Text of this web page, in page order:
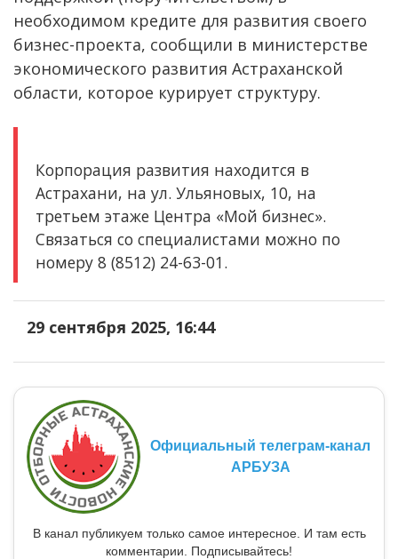
необходимом кредите для развития своего
бизнес-проекта, сообщили в министерстве
экономического развития Астраханской
области, которое курирует структуру.
Корпорация развития находится в
Астрахани, на ул. Ульяновых, 10, на
третьем этаже Центра «Мой бизнес».
Связаться со специалистами можно по
номеру 8 (8512) 24-63-01.
29 сентября 2025, 16:44
Официальный телеграм-канал
АРБУЗА
В канал публикуем только самое интересное. И там есть
комментарии. Подписывайтесь!